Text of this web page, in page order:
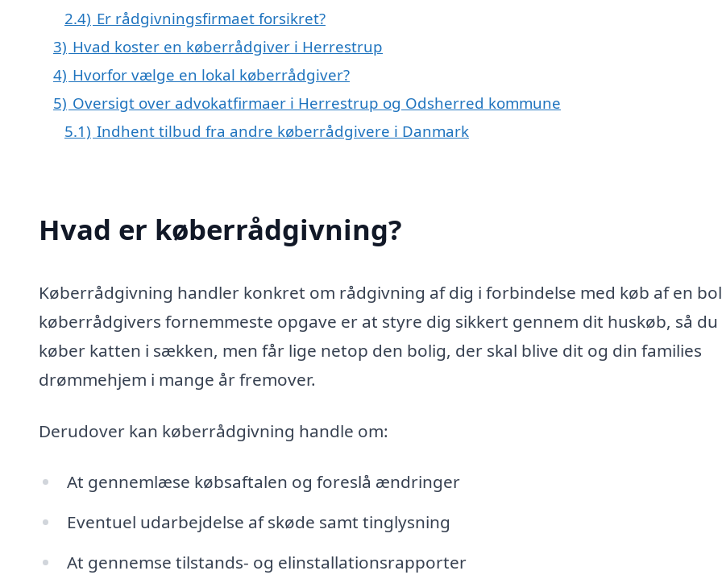
2.4) Er rådgivningsfirmaet forsikret?
3) Hvad koster en køberrådgiver i Herrestrup
4) Hvorfor vælge en lokal køberrådgiver?
5) Oversigt over advokatfirmaer i Herrestrup og Odsherred kommune
5.1) Indhent tilbud fra andre køberrådgivere i Danmark
Hvad er køberrådgivning?
Køberrådgivning handler konkret om rådgivning af dig i forbindelse med køb af en
køberrådgivers fornemmeste opgave er at styre dig sikkert gennem dit huskøb, så du
køber katten i sækken, men får lige netop den bolig, der skal blive dit og din families
drømmehjem i mange år fremover.
Derudover kan køberrådgivning handle om:
At gennemlæse købsaftalen og foreslå ændringer
Eventuel udarbejdelse af skøde samt tinglysning
At gennemse tilstands- og elinstallationsrapporter